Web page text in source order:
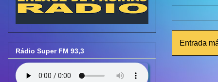
Entrada
Rádio Super FM 93,3